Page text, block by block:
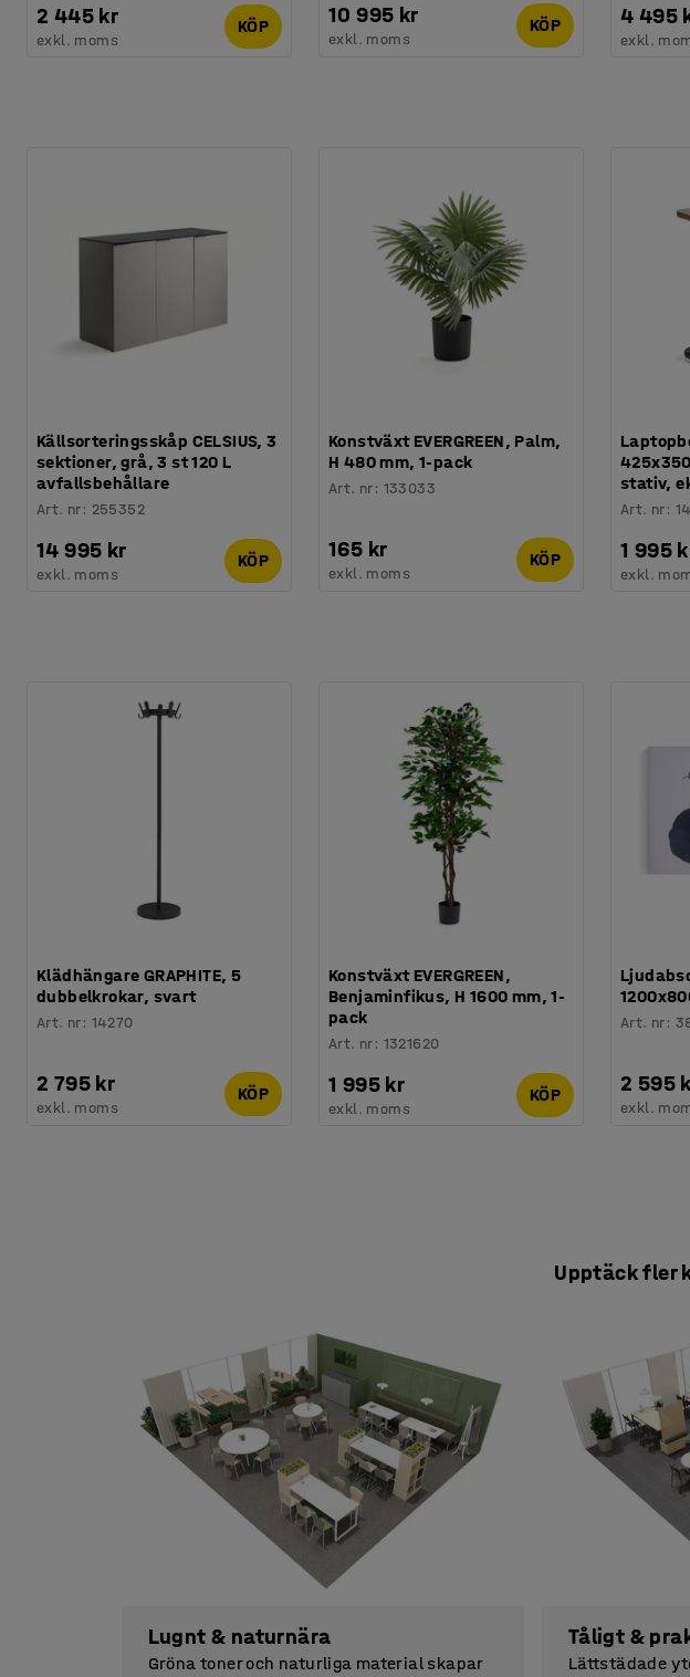
2 445 kr
exkl. moms
KÖP 10 995 kr
exkl. moms
KÖP 4 495
exkl.
Källsorteringsskåp CELSIUS, 3
sektioner, grå, 3 st 120 L
avfallsbehållare
Art. nr: 255352
14 995 kr
exkl. moms
KÖP
Konstväxt EVERGREEN, Palm,
H 480 mm, 1-pack
Art. nr: 133033
165 kr
exkl. moms
KÖP
stativ,
Art. nr:
1 995
exkl.
Klädhängare GRAPHITE, 5
dubbelkrokar, svart
Art. nr: 14270
2 795 kr
exkl. moms
KÖP
Konstväxt EVERGREEN,
Benjaminfikus, H 1600 mm, 1-
pack
Art. nr: 1321620
1 995 kr
exkl. moms
KÖP
Art. nr:
2 595
exkl.
Upptäck fler
Lugnt & naturnära
Gröna toner och naturliga material skapar
Tåligt &
Lättstädade